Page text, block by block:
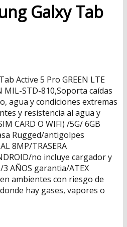
Galxy Tab
Active 5 Pro GREEN LTE
MIL-STD-810,Soporta caídas
agua y condiciones extremas
y resistencia al agua y
CARD O WIFI) /5G/ 6GB
Rugged/antigolpes
8MP/TRASERA
no incluye cargador y
AÑOS garantia/ATEX
ambientes con riesgo de
hay gases, vapores o